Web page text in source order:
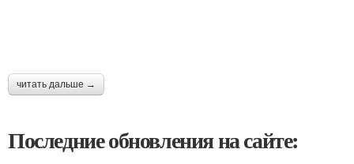
читать дальше →
Последние обновления на сайте: